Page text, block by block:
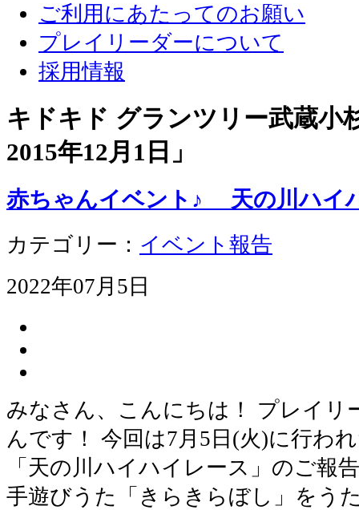
ご利用にあたってのお願い
プレイリーダーについて
採用情報
キドキド グランツリー武蔵
2015年12月1日 」
赤ちゃんイベント♪ 天の川ハイ
カテゴリー： イベント報告
2022年07月5日
みなさん、こんにちは！ プレイリ
んです！ 今回は7月5日(火)に行わ
「天の川ハイハイレース」のご報
手遊びうた「きらきらぼし」をう